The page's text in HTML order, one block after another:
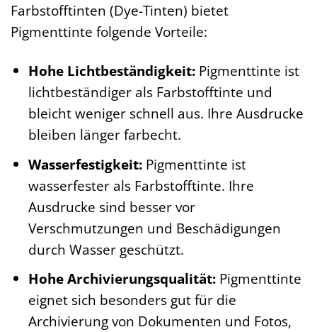
Farbstofftinten (Dye-Tinten) bietet
Pigmenttinte folgende Vorteile:
Hohe Lichtbeständigkeit:Pigmenttinte ist
lichtbeständiger als Farbstofftinte und
bleicht weniger schnell aus. Ihre Ausdrucke
bleiben länger farbecht.
Wasserfestigkeit:Pigmenttinte ist
wasserfester als Farbstofftinte. Ihre
Ausdrucke sind besser vor
Verschmutzungen und Beschädigungen
durch Wasser geschützt.
Hohe Archivierungsqualität:Pigmenttinte
eignet sich besonders gut für die
Archivierung von Dokumenten und Fotos,